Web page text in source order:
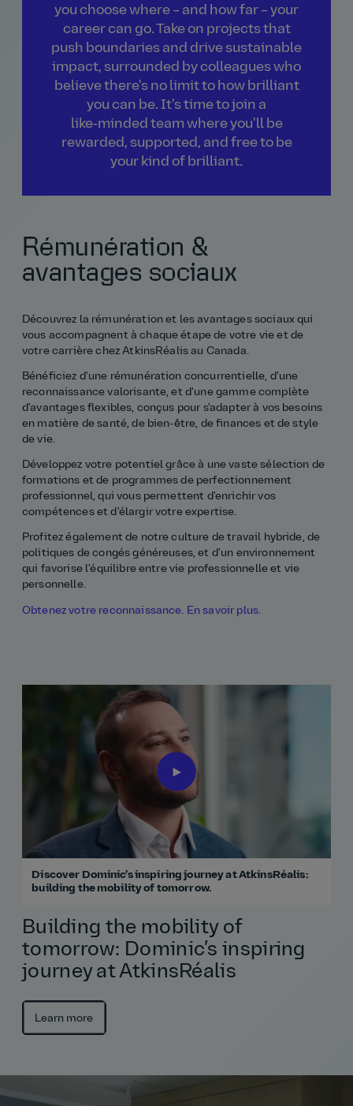
you choose where – and how far – your
career can go. Take on projects that
push boundaries and drive sustainable
impact, surrounded by colleagues who
believe there's no limit to how brilliant
you can be. It's time to join a
like‑minded team where you'll be
rewarded, supported, and free to be
your kind of brilliant.
Rémunération &
avantages sociaux
Découvrez la rémunération et les avantages sociaux qui
vous accompagnent à chaque étape de votre vie et de
votre carrière chez AtkinsRéalis au Canada.
Bénéficiez d'une rémunération concurrentielle, d'une
reconnaissance valorisante, et d'une gamme complète
d'avantages flexibles, conçus pour s'adapter à vos besoins
en matière de santé, de bien-être, de finances et de style
de vie.
Développez votre potentiel grâce à une vaste sélection de
formations et de programmes de perfectionnement
professionnel, qui vous permettent d'enrichir vos
compétences et d'élargir votre expertise.
Profitez également de notre culture de travail hybride, de
politiques de congés généreuses, et d'un environnement
qui favorise l'équilibre entre vie professionnelle et vie
personnelle.
Obtenez votre reconnaissance. En savoir plus.
Discover Dominic’s inspiring journey at AtkinsRéalis:
building the mobility of tomorrow.
Building the mobility of
tomorrow: Dominic’s inspiring
journey at AtkinsRéalis
Learn more